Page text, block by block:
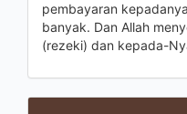
pembayaran
banyak. Dan Allah
(rezeki) dan kepada-